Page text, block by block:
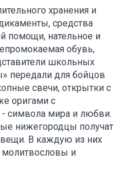
хранения и
средства
помощи, нательное и
обувь,
школьных
передали для бойцов
свечи, открытки с
оригами с
- символа мира и любви.
нижегородцы получат
В каждую из них
и